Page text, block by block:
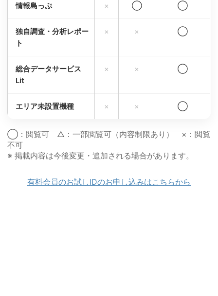
情報島っぷ × ◯ ◯
独自調査・分析レポー
ト
× × ◯
総合データサービス
Lit
× × ◯
エリア未設置機種 × × ◯
◯：閲覧可 △：一部閲覧可（内容制限あり） ×：閲覧
不可
※ 掲載内容は今後変更・追加される場合があります。
有料会員のお試しIDのお申し込みはこちらから